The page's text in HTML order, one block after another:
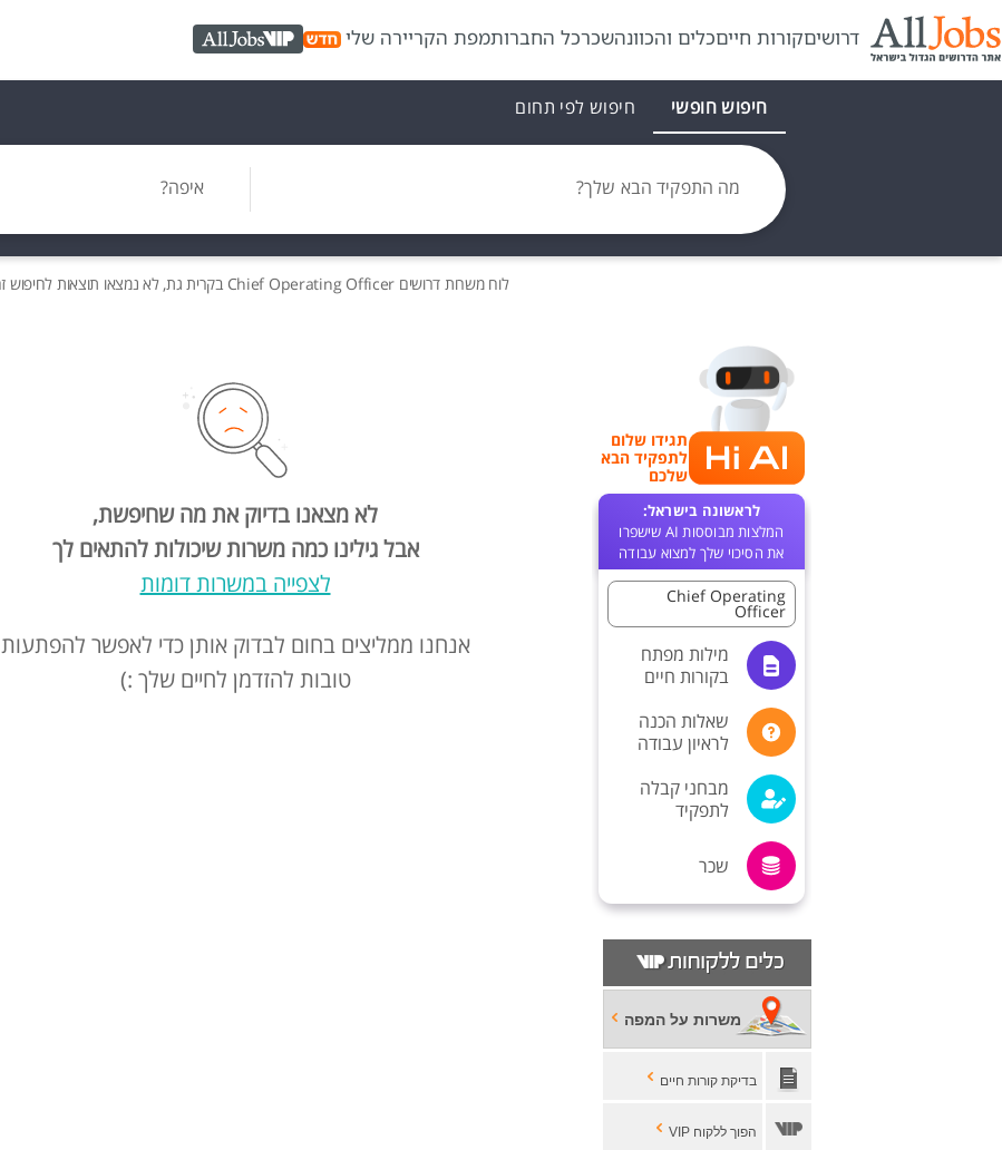
דרושיםקורות חייםכלים והכוונהשכרכל החברותמפת הקריירה שלי AllJobs VIP
חיפוש חופשי חיפוש לפי תחום
מה התפקיד הבא שלך? איפה?
לוח משרות דרושים
תגידו שלום
לתפקיד הבא
שלכם
לראשונה בישראל:
המלצות מבוססות AI שישפרו
את הסיכוי שלך למצוא עבודה
Chief Operating
Officer
מילות מפתח
בקורות חיים
שאלות הכנה
לראיון עבודה
מבחני קבלה
לתפקיד
שכר
משרות על המפה
בדיקת קורות חיים
הפוך ללקוח VIP
לא מצאנו בדיוק את מה שחיפשת,
אבל גילינו כמה משרות שיכולות להתאים לך
לצפייה במשרות דומות
אנחנו ממליצים בחום לבדוק אותן כדי לאפשר להפתעות
טובות להזדמן לחיים שלך :)